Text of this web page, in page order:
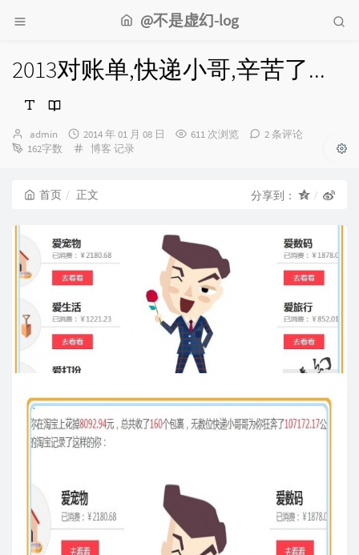
@不是虚幻-log
2013对账单,快递小哥,辛苦了...
博
主：
admin
发
布
2014 年 01 月 08 日 611 次浏览
2 条评论
162字数
分
博客 记录
首页 正文 分享到：